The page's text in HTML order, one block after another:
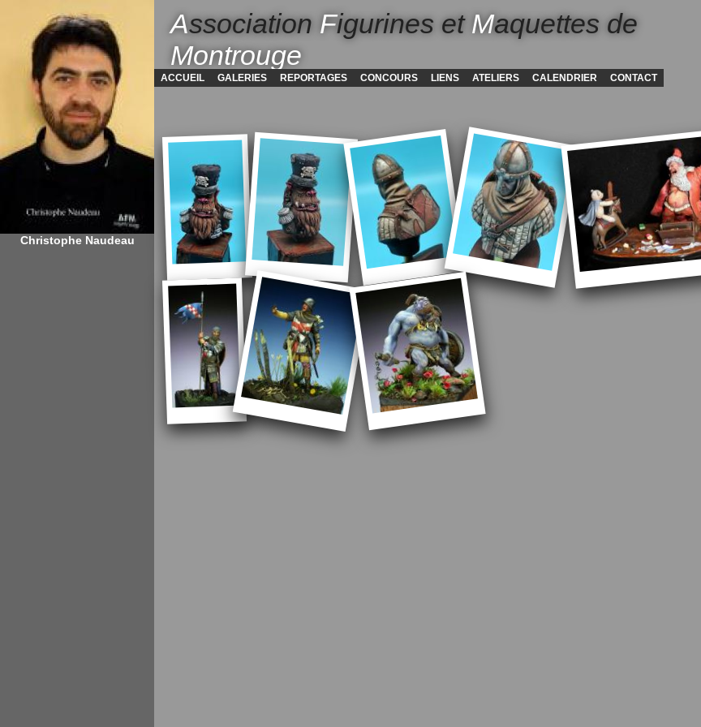
Association Figurines et Maquettes de
Montrouge
ACCUEIL GALERIES REPORTAGES CONCOURS LIENS ATELIERS CALENDRIER CONTACT
Christophe Naudeau